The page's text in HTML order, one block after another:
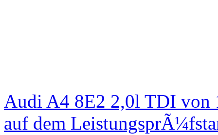
Audi A4 8E2 2,0l TDI von
auf dem